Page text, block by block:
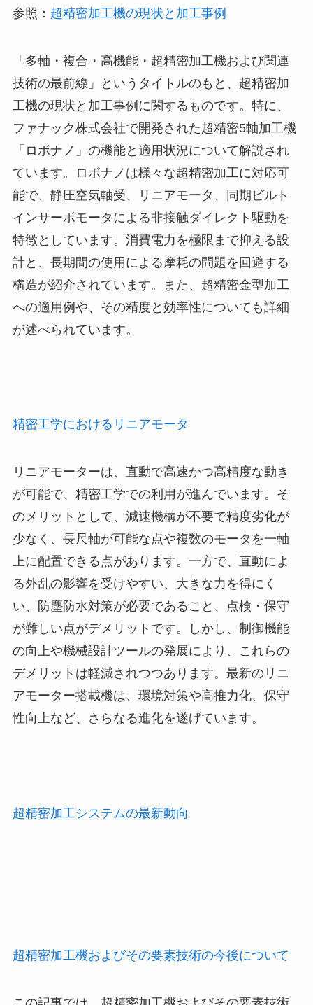
参照： 超精密加工機の現状と加工事例
「多軸・複合・高機能・超精密加工機および関連
技術の最前線」というタイトルのもと、超精密加
工機の現状と加工事例に関するものです。特に、
ファナック株式会社で開発された超精密5軸加工機
「ロボナノ」の機能と適用状況について解説され
ています。ロボナノは様々な超精密加工に対応可
能で、静圧空気軸受、リニアモータ、同期ビルト
インサーボモータによる非接触ダイレクト駆動を
特徴としています。消費電力を極限まで抑える設
計と、長期間の使用による摩耗の問題を回避する
構造が紹介されています。また、超精密金型加工
への適用例や、その精度と効率性についても詳細
が述べられています。
精密工学におけるリニアモータ
リニアモーターは、直動で高速かつ高精度な動き
が可能で、精密工学での利用が進んでいます。そ
のメリットとして、減速機構が不要で精度劣化が
少なく、長尺軸が可能な点や複数のモータを一軸
上に配置できる点があります。一方で、直動によ
る外乱の影響を受けやすい、大きな力を得にく
い、防塵防水対策が必要であること、点検・保守
が難しい点がデメリットです。しかし、制御機能
の向上や機械設計ツールの発展により、これらの
デメリットは軽減されつつあります。最新のリニ
アモーター搭載機は、環境対策や高推力化、保守
性向上など、さらなる進化を遂げています。
超精密加工システムの最新動向
超精密加工機およびその要素技術の今後について